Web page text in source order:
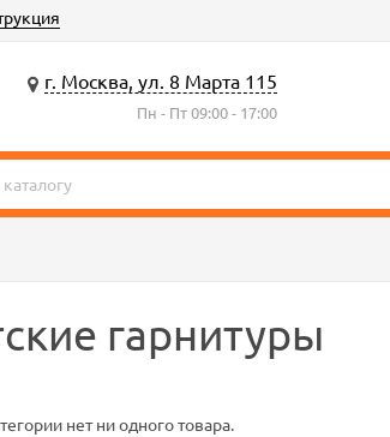
г. Москва, ул. 8 Марта 115
Пн - Пт 09:00 - 17:00
гарнитуры
нет ни одного товара.